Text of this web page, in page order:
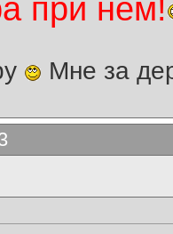
при нём!
Мне за